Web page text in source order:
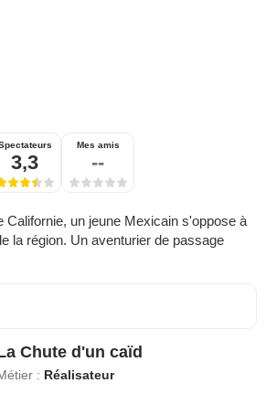
3,3
Mes amis
--
Californie, un jeune Mexicain s'oppose à
la région. Un aventurier de passage
Chute d'un caïd
: Réalisateur